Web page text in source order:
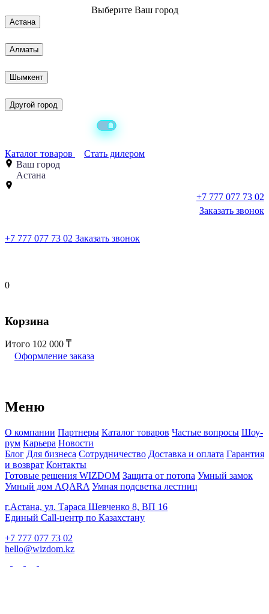
Выберите Ваш город
Астана
Алматы
Шымкент
Другой город
Каталог товаров
Стать дилером
Ваш город
Астана
+7 777 077 73 02
Заказать звонок
+7 777 077 73 02 Заказать звонок
0
Корзина
Итого 102 000
Оформление заказа
Меню
О компании Партнеры Каталог товаров Частые вопросы Шоу-
рум Карьера Новости
Блог Для бизнеса Сотрудничество Доставка и оплата Гарантия
и возврат Контакты
Готовые решения WIZDOM Защита от потопа Умный замок
Умный дом AQARA Умная подсветка лестниц
г.Астана, ул. Тараса Шевченко 8, ВП 16
Единый Call-центр по Казахстану
+7 777 077 73 02
hello@wizdom.kz